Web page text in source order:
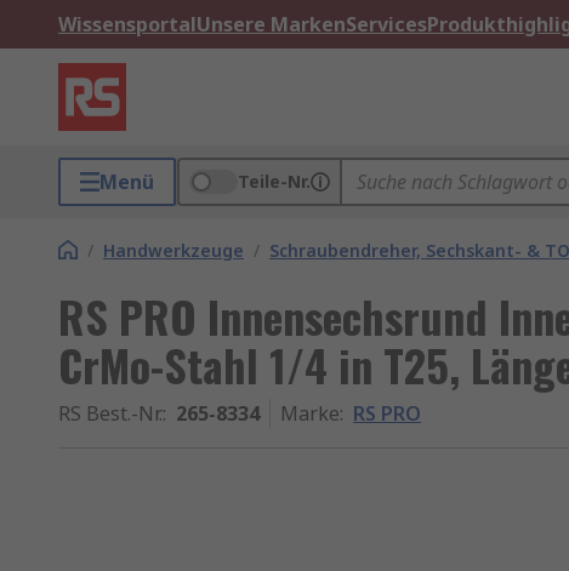
WissensportalUnsere MarkenServices
Menü Teile-Nr.
/ Handwerkzeuge / Schraubendreher, Sechskant- &
RS PRO Innensechsrund
CrMo-Stahl 1/4 in T25,
RS Best.-Nr.: 265-8334 Marke: RS PRO